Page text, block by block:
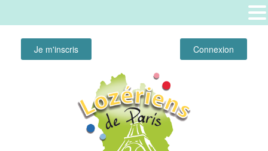
Connexion
Je m'inscris